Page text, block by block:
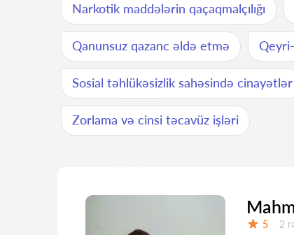
Narkotik maddələrin qaçaqmalçılığı
Qanunsuz qazanc əldə etmə
Sosial təhlükəsizlik sahəsində cinayətlər
Zorlama və cinsi təcavüz işləri
5 2